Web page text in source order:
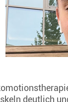
deutlich